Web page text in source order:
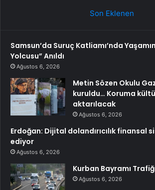
Son Eklenen
Samsun’da Suruç Katliamı’nda
Yolcusu” Anıldı
Ağustos 6, 2026
Metin Sözen Okulu
kuruldu… Koruma
aktarılacak
Ağustos 6, 2026
Erdoğan: Dijital dolandırıcılık finansal
ediyor
Ağustos 6, 2026
Kurban Bayramı
Ağustos 6, 2026